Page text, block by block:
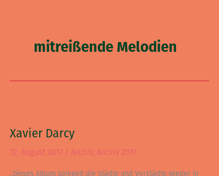
mitreißende Melodien
Xavier Darcy
12. August 2017 / Archiv, Archiv 2017
„Dieses Album spiegelt die Städte und Vorstädte wieder in